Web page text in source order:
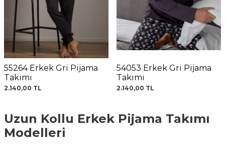
55264 Erkek Gri Pijama
Takımı
2.140,00 TL
54053 Erkek Gri Pijama
Takımı
2.140,00 TL
Uzun Kollu Erkek Pijama Takımı
Modelleri